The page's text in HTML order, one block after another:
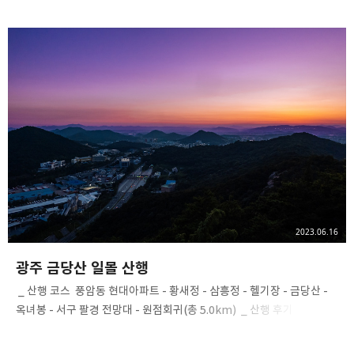
광주 금당산 일몰 산행
2023.06.16
​ _ 산행 코스 ​ 풍암동 현대아파트 - 황새정 - 삼흥정 - 헬기장 - 금당산 -
옥녀봉 - 서구 팔경 전망대 - 원점회귀(총 5.0km) ​ _ 산행 후기 ​